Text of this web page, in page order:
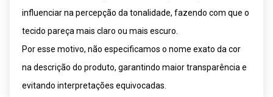
influenciar na percepção da tonalidade, fazendo com que o
tecido pareça mais claro ou mais escuro.
Por esse motivo, não especificamos o nome exato da cor
na descrição do produto, garantindo maior transparência e
evitando interpretações equivocadas.